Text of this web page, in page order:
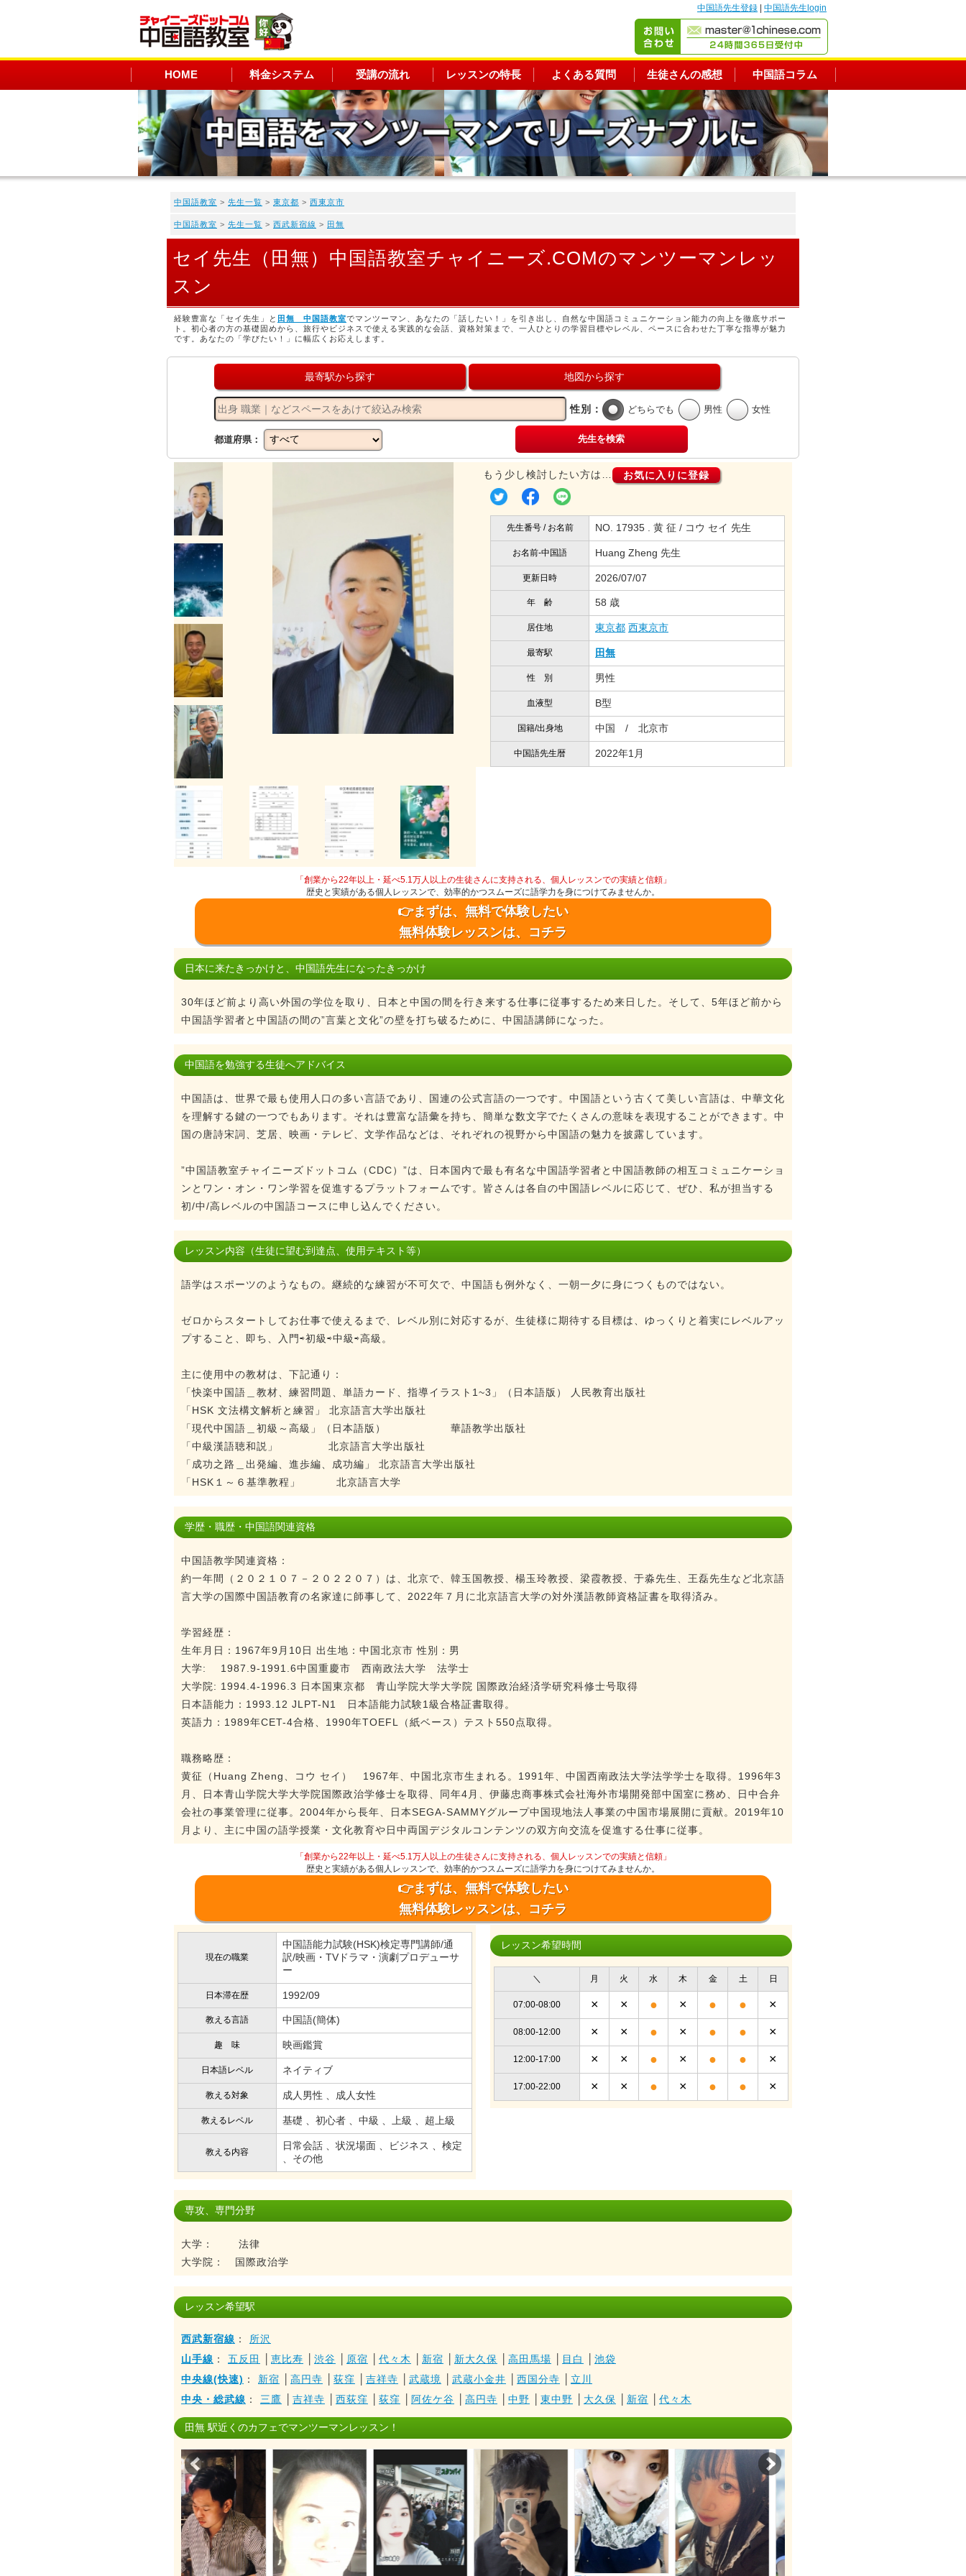
中国語先生登録 中国語先生login
HOME 料金システム 受講の流れ レッスンの特長 よくある質問 生徒さんの感想 中国語コラム
中国語教室 > 先生一覧 > 東京都 > 西東京市
中国語教室 > 先生一覧 > 西武新宿線 > 田無
セイ先生（田無）中国語教室チャイニーズ.COMのマンツーマンレッ
スン
経験豊富な「セイ先生」と 田無 中国語教室でマンツーマン、あなたの「話したい！」を引き出し、自然な中国語コミュニケーション能力の向上を徹底サポー
ト。初心者の方の基礎固めから、旅行やビジネスで使える実践的な会話、資格対策まで、一人ひとりの学習目標やレベル、ペースに合わせた丁寧な指導が魅力
です。あなたの「学びたい！」に幅広くお応えします。
最寄駅から探す 地図から探す
性別： どちらでも 男性 女性
都道府県： 先生を検索
もう少し検討したい方は… お気に入りに登録
先生番号 / お名前 NO. 17935 . 黄 征 / コウ セイ 先生
お名前-中国語 Huang Zheng 先生
更新日時 2026/07/07
年 齢 58 歳
居住地 東京都 西東京市
最寄駅 田無
性 別 男性
血液型 B型
国籍/出身地 中国 / 北京市
中国語先生暦 2022年1月
「創業から22年以上・延べ5.1万人以上の生徒さんに支持される、個人レッスンでの実績と信頼」
歴史と実績がある個人レッスンで、効率的かつスムーズに語学力を身につけてみませんか。
👉まずは、無料で体験したい
無料体験レッスンは、コチラ
日本に来たきっかけと、中国語先生になったきっかけ
30年ほど前より高い外国の学位を取り、日本と中国の間を行き来する仕事に従事するため来日した。そして、5年ほど前から
中国語学習者と中国語の間の”言葉と文化”の壁を打ち破るために、中国語講師になった。
中国語を勉強する生徒へアドバイス
中国語は、世界で最も使用人口の多い言語であり、国連の公式言語の一つです。中国語という古くて美しい言語は、中華文化
を理解する鍵の一つでもあります。それは豊富な語彙を持ち、簡単な数文字でたくさんの意味を表現することができます。中
国の唐詩宋詞、芝居、映画・テレビ、文学作品などは、それぞれの視野から中国語の魅力を披露しています。
”中国語教室チャイニーズドットコム（CDC）”は、日本国内で最も有名な中国語学習者と中国語教師の相互コミュニケーショ
ンとワン・オン・ワン学習を促進するプラットフォームです。皆さんは各自の中国語レベルに応じて、ぜひ、私が担当する
初/中/高レベルの中国語コースに申し込んでください。
レッスン内容（生徒に望む到達点、使用テキスト等）
語学はスポーツのようなもの。継続的な練習が不可欠で、中国語も例外なく、一朝一夕に身につくものではない。
ゼロからスタートしてお仕事で使えるまで、レベル別に対応するが、生徒様に期待する目標は、ゆっくりと着実にレベルアッ
プすること、即ち、入門⇨初級⇨中級⇨高級。
主に使用中の教材は、下記通り：
「快楽中国語＿教材、練習問題、単語カード、指導イラスト1~3」（日本語版） 人民教育出版社
「HSK 文法構文解析と練習」 北京語言大学出版社
「現代中国語＿初級～高級」（日本語版） 華語教学出版社
「中級漢語聴和説」 北京語言大学出版社
「成功之路＿出発編、進歩編、成功編」 北京語言大学出版社
「HSK１～６基準教程」 北京語言大学
学歴・職歴・中国語関連資格
中国語教学関連資格：
約一年間（２０２１０７－２０２２０７）は、北京で、韓玉国教授、楊玉玲教授、梁霞教授、于淼先生、王磊先生など北京語
言大学の国際中国語教育の名家達に師事して、2022年７月に北京語言大学の対外漢語教師資格証書を取得済み。
学習経歴：
生年月日：1967年9月10日 出生地：中国北京市 性別：男
大学: 1987.9-1991.6中国重慶市 西南政法大学 法学士
大学院: 1994.4-1996.3 日本国東京都 青山学院大学大学院 国際政治経済学研究科修士号取得
日本語能力：1993.12 JLPT-N1 日本語能力試験1級合格証書取得。
英語力：1989年CET-4合格、1990年TOEFL（紙ベース）テスト550点取得。
職務略歴：
黄征（Huang Zheng、コウ セイ） 1967年、中国北京市生まれる。1991年、中国西南政法大学法学学士を取得。1996年3
月、日本青山学院大学大学院国際政治学修士を取得、同年4月、伊藤忠商事株式会社海外市場開発部中国室に務め、日中合弁
会社の事業管理に従事。2004年から長年、日本SEGA-SAMMYグループ中国現地法人事業の中国市場展開に貢献。2019年10
月より、主に中国の語学授業・文化教育や日中両国デジタルコンテンツの双方向交流を促進する仕事に従事。
「創業から22年以上・延べ5.1万人以上の生徒さんに支持される、個人レッスンでの実績と信頼」
歴史と実績がある個人レッスンで、効率的かつスムーズに語学力を身につけてみませんか。
👉まずは、無料で体験したい
無料体験レッスンは、コチラ
現在の職業
中国語能力試験(HSK)検定専門講師/通
訳/映画・TVドラマ・演劇プロデューサ
ー
日本滞在歴 1992/09
教える言語 中国語(簡体)
趣 味 映画鑑賞
日本語レベル ネイティブ
教える対象 成人男性 、成人女性
教えるレベル 基礎 、初心者 、中級 、上級 、超上級
教える内容
日常会話 、状況場面 、ビジネス 、検定
、その他
レッスン希望時間
＼ 月 火 水 木 金 土 日
07:00-08:00 × × ● × ● ● ×
08:00-12:00 × × ● × ● ● ×
12:00-17:00 × × ● × ● ● ×
17:00-22:00 × × ● × ● ● ×
専攻、専門分野
大学： 法律
大学院： 国際政治学
レッスン希望駅
西武新宿線 ： 所沢
山手線 ： 五反田 恵比寿 渋谷 原宿 代々木 新宿 新大久保 高田馬場 目白
池袋
中央線(快速) ： 新宿 高円寺 荻窪 吉祥寺 武蔵境 武蔵小金井 西国分寺
立川
中央・総武線 ： 三鷹 吉祥寺 西荻窪 荻窪 阿佐ケ谷 高円寺 中野 東中野 大久保 新宿 代々木
田無 駅近くのカフェでマンツーマンレッスン！
Prev Next